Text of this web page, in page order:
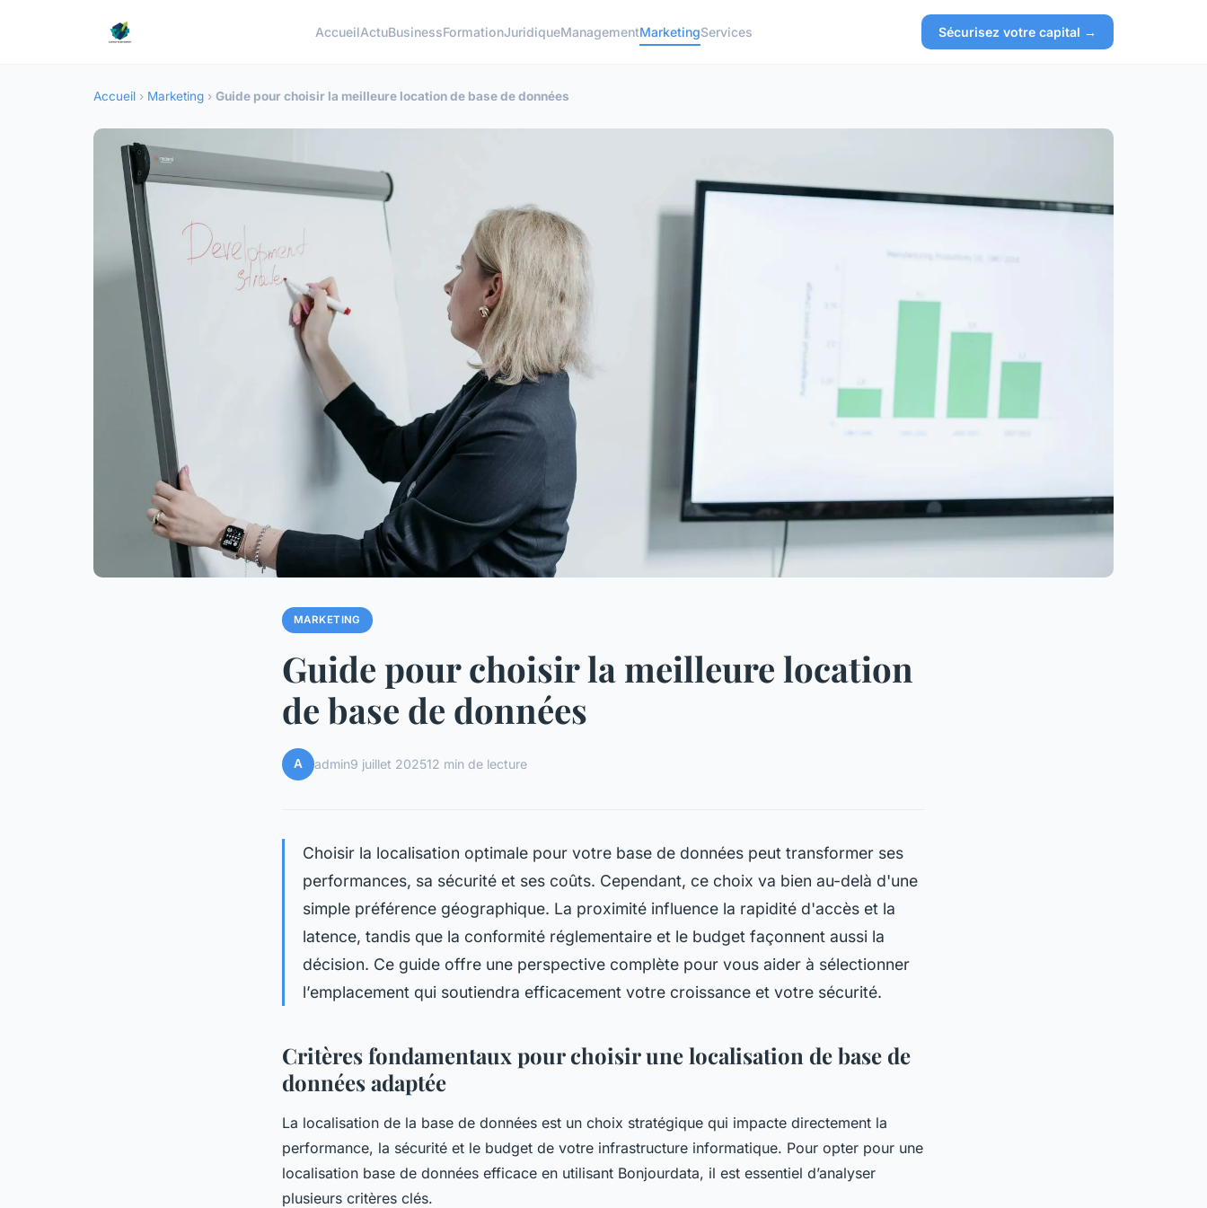
AccueilActuBusinessFormationJuridiqueManagementMarketingServices Sécurisez votre capital →
Accueil › Marketing › Guide pour choisir la meilleure location de base de données
MARKETING
Guide pour choisir la meilleure location
de base de données
A admin9 juillet 202512 min de lecture
Choisir la localisation optimale pour votre base de données peut transformer ses
performances, sa sécurité et ses coûts. Cependant, ce choix va bien au-delà d'une
simple préférence géographique. La proximité influence la rapidité d'accès et la
latence, tandis que la conformité réglementaire et le budget façonnent aussi la
décision. Ce guide offre une perspective complète pour vous aider à sélectionner
l’emplacement qui soutiendra efficacement votre croissance et votre sécurité.
Critères fondamentaux pour choisir une localisation de base de
données adaptée
La localisation de la base de données est un choix stratégique qui impacte directement la
performance, la sécurité et le budget de votre infrastructure informatique. Pour opter pour une
localisation base de données efficace en utilisant Bonjourdata, il est essentiel d’analyser
plusieurs critères clés.